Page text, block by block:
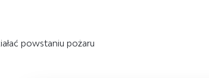
powstaniu pożaru